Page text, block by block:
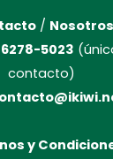
/ Nosotros
6278-5023
contacto)
y